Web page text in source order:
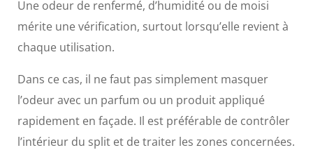
Une odeur de renfermé, d’humidité ou de moisi
mérite une vérification, surtout lorsqu’elle revient à
chaque utilisation.
Dans ce cas, il ne faut pas simplement masquer
l’odeur avec un parfum ou un produit appliqué
rapidement en façade. Il est préférable de contrôler
l’intérieur du split et de traiter les zones concernées.